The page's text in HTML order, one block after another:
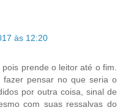
às 12:20
prende o leitor até o fim.
pensar no que seria o
por outra coisa, sinal de
com suas ressalvas do